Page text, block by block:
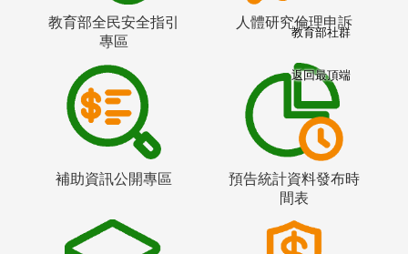
教育部全民安全指引
專區
人體研究倫理申訴
補助資訊公開專區
預告統計資料發布時
間表
教育部社群
返回最頂端